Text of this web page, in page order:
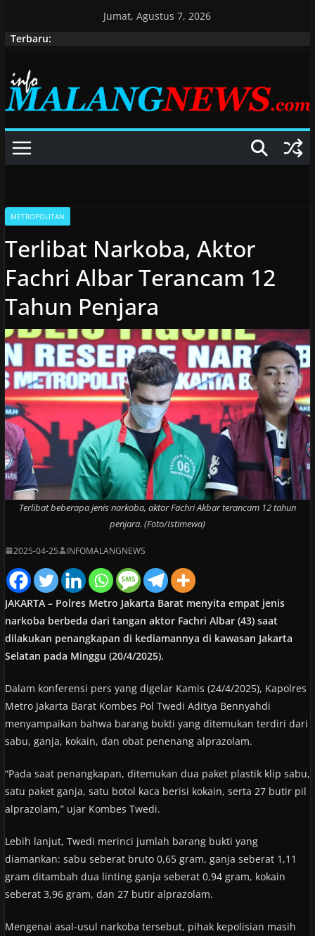
Jumat, Agustus 7, 2026
Terbaru:
METROPOLITAN
Terlibat Narkoba, Aktor
Fachri Albar Terancam 12
Tahun Penjara
Terlibat beberapa jenis narkoba, aktor Fachri Akbar terancam 12 tahun
penjara. (Foto/Istimewa)
2025-04-25 INFOMALANGNEWS
JAKARTA – Polres Metro Jakarta Barat menyita empat jenis
narkoba berbeda dari tangan aktor Fachri Albar (43) saat
dilakukan penangkapan di kediamannya di kawasan Jakarta
Selatan pada Minggu (20/4/2025).
Dalam konferensi pers yang digelar Kamis (24/4/2025), Kapolres
Metro Jakarta Barat Kombes Pol Twedi Aditya Bennyahdi
menyampaikan bahwa barang bukti yang ditemukan terdiri dari
sabu, ganja, kokain, dan obat penenang alprazolam.
“Pada saat penangkapan, ditemukan dua paket plastik klip sabu,
satu paket ganja, satu botol kaca berisi kokain, serta 27 butir pil
alprazolam,” ujar Kombes Twedi.
Lebih lanjut, Twedi merinci jumlah barang bukti yang
diamankan: sabu seberat bruto 0,65 gram, ganja seberat 1,11
gram ditambah dua linting ganja seberat 0,94 gram, kokain
seberat 3,96 gram, dan 27 butir alprazolam.
Mengenai asal-usul narkoba tersebut, pihak kepolisian masih